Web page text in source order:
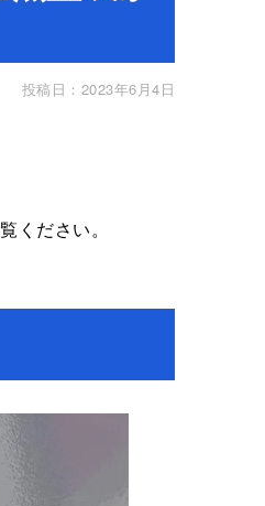
投稿日：2023年6月4日
ください。